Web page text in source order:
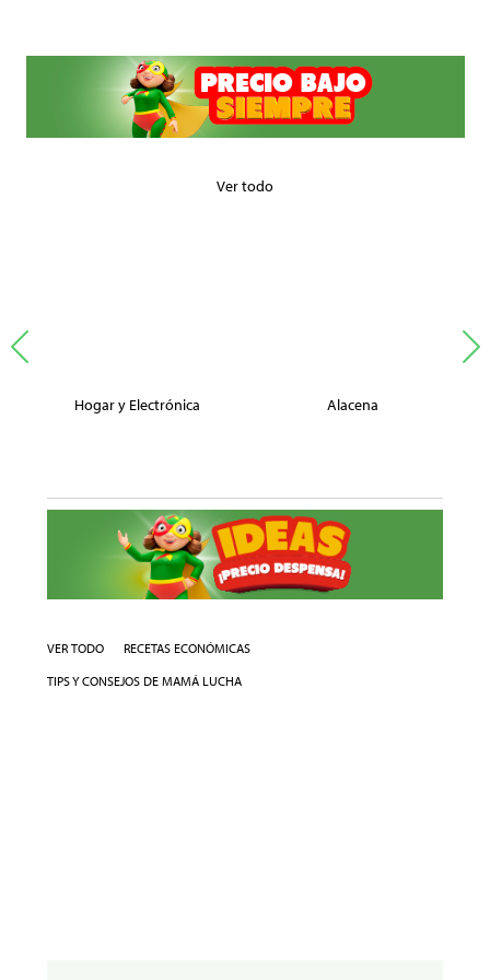
Ver todo
Hogar y Electrónica Alacena
VER TODO
RECETAS ECONÓMICAS
TIPS Y CONSEJOS DE MAMÁ LUCHA